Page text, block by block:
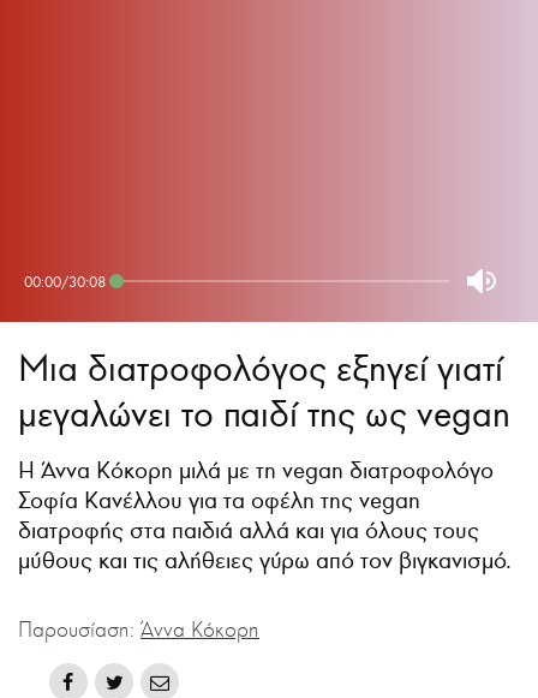
Mια διατροφολόγος εξηγεί γιατί
μεγαλώνει το παιδί της ως vegan
Η Άννα Κόκορη μιλά με τη vegan διατροφολόγο
Σοφία Κανέλλου για τα οφέλη της vegan
διατροφής στα παιδιά αλλά και για όλους τους
μύθους και τις αλήθειες γύρω από τον βιγκανισμό.
00:00/30:08
Παρουσίαση: Άννα Κόκορη